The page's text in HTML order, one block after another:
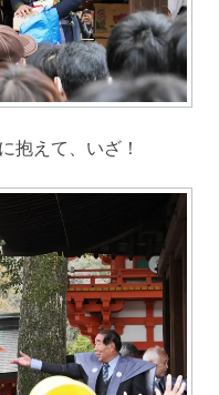
抱えて、いざ！